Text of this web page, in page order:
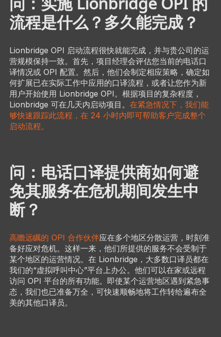
流程是什么？多久能完成？
Lionbridge OPI 启动流程很快就能完成，并与贵公司的运
营规模保持一致。首先，项目经理会评估您当前的电话口
译情况或 OPI 配置。然后，他们会制定相应策略，确定如
何扩展已在实际工作中应用的口译流程，或者让您作为新
用户开始使用 Lionbridge OPI。根据项目的复杂程度，
Lionbridge 可在几天内启动项目。 在紧急情况下，我们能
够快速跟踪此流程，在 24 小时内即可帮助客户完成整个
启动流程。
问：电话口译提供商如何避
免其服务在危机期间发生中
断？
高瞻远瞩的 OPI 合作伙伴应在多个地区分散运营，时刻准
备好应对危机。这样一来，他们所提供的服务不会受制于
某个地区的运营情况。在 Lionbridge，大多数口译员都在
我们的“虚拟呼叫中心”平台上办公。他们可以在家或远程
访问 OPI 平台的所有功能。即使某个运营地区遇到紧急事
态，我们也已准备万全，可快速顺畅地将工作转给遍布全
美的其他口译员。